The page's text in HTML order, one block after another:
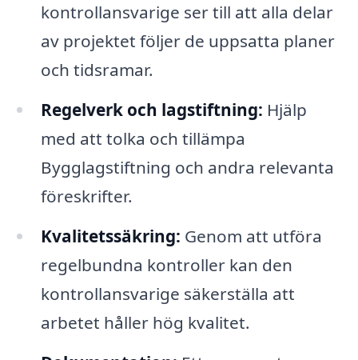
kontrollansvarige ser till att alla delar
av projektet följer de uppsatta planer
och tidsramar.
Regelverk och lagstiftning: Hjälp
med att tolka och tillämpa
Bygglagstiftning och andra relevanta
föreskrifter.
Kvalitetssäkring: Genom att utföra
regelbundna kontroller kan den
kontrollansvarige säkerställa att
arbetet håller hög kvalitet.